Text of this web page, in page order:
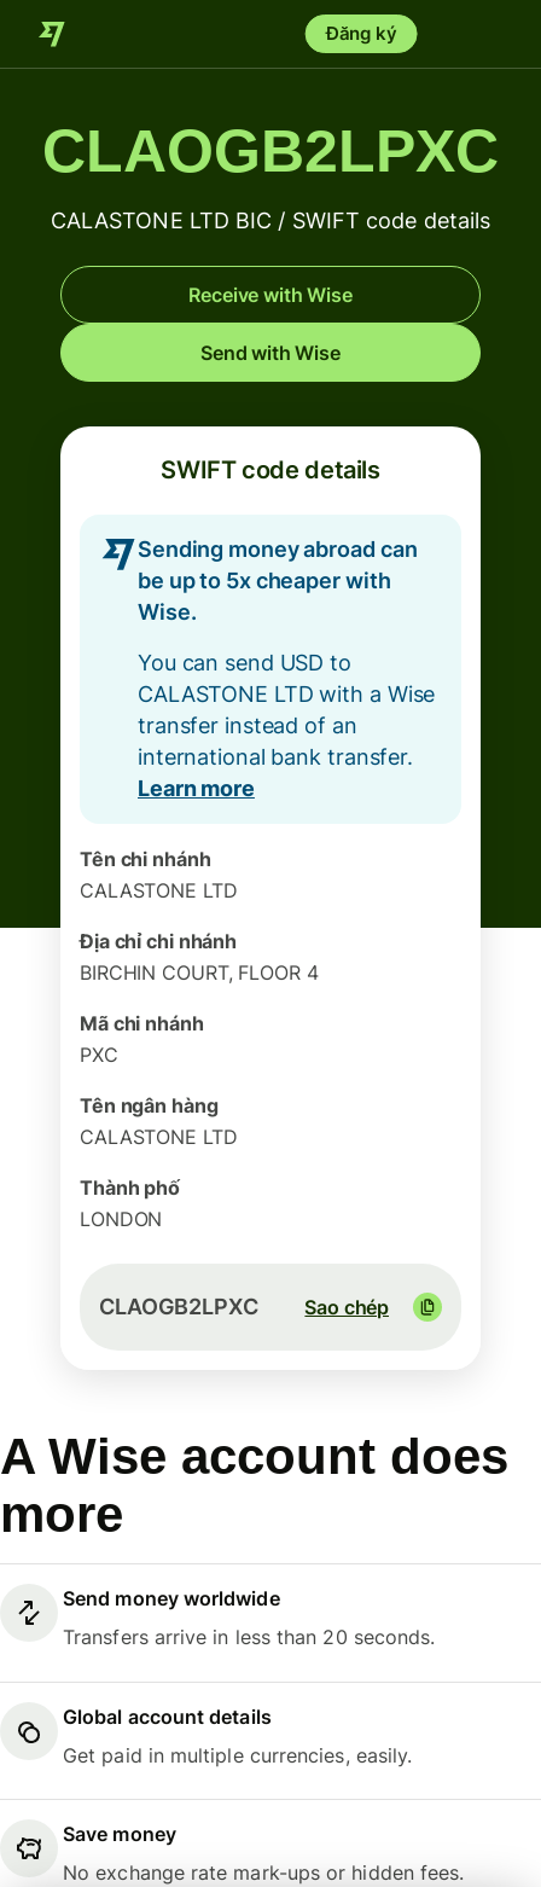
Đăng ký
CLAOGB2LPXC
CALASTONE LTD BIC / SWIFT code details
Receive with Wise
Send with Wise
SWIFT code details
Sending money abroad can
be up to 5x cheaper with
Wise.
You can send USD to
CALASTONE LTD with a Wise
transfer instead of an
international bank transfer.
Learn more
Tên chi nhánh
CALASTONE LTD
Địa chỉ chi nhánh
BIRCHIN COURT, FLOOR 4
Mã chi nhánh
PXC
Tên ngân hàng
CALASTONE LTD
Thành phố
LONDON
CLAOGB2LPXC Sao chép
A Wise account does
more
Send money worldwide
Transfers arrive in less than 20 seconds.
Global account details
Get paid in multiple currencies, easily.
Save money
No exchange rate mark-ups or hidden fees.